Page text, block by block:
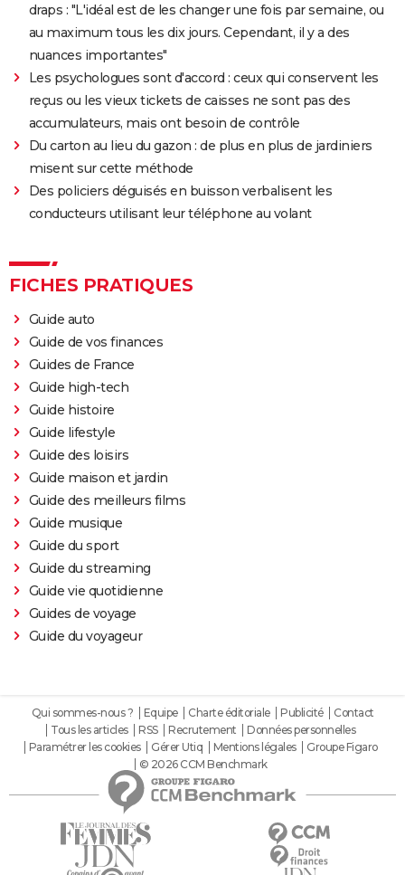
draps : "L'idéal est de les changer une fois par semaine, ou
au maximum tous les dix jours. Cependant, il y a des
nuances importantes"
Les psychologues sont d'accord : ceux qui conservent les
reçus ou les vieux tickets de caisses ne sont pas des
accumulateurs, mais ont besoin de contrôle
Du carton au lieu du gazon : de plus en plus de jardiniers
misent sur cette méthode
Des policiers déguisés en buisson verbalisent les
conducteurs utilisant leur téléphone au volant
FICHES PRATIQUES
Guide auto
Guide de vos finances
Guides de France
Guide high-tech
Guide histoire
Guide lifestyle
Guide des loisirs
Guide maison et jardin
Guide des meilleurs films
Guide musique
Guide du sport
Guide du streaming
Guide vie quotidienne
Guides de voyage
Guide du voyageur
Qui sommes-nous ? Equipe Charte éditoriale Publicité
Contact
Tous les articles
RSS Recrutement
Données personnelles
Paramétrer les cookies
Gérer Utiq Mentions légales
Groupe Figaro
© 2026 CCM Benchmark